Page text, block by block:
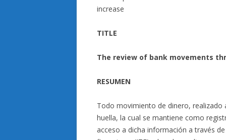
increase
TITLE
The review of bank movements
RESUMEN
Todo movimiento de dinero, realizado
huella, la cual se mantiene como
acceso a dicha información a través